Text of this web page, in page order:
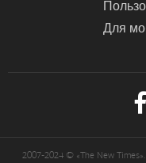
Для
2007-2024 © «The New